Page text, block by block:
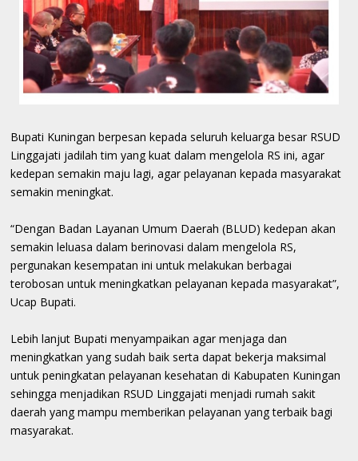
Bupati Kuningan berpesan kepada seluruh keluarga besar RSUD
Linggajati jadilah tim yang kuat dalam mengelola RS ini, agar
kedepan semakin maju lagi, agar pelayanan kepada masyarakat
semakin meningkat.
“Dengan Badan Layanan Umum Daerah (BLUD) kedepan akan
semakin leluasa dalam berinovasi dalam mengelola RS,
pergunakan kesempatan ini untuk melakukan berbagai
terobosan untuk meningkatkan pelayanan kepada masyarakat”,
Ucap Bupati.
Lebih lanjut Bupati menyampaikan agar menjaga dan
meningkatkan yang sudah baik serta dapat bekerja maksimal
untuk peningkatan pelayanan kesehatan di Kabupaten Kuningan
sehingga menjadikan RSUD Linggajati menjadi rumah sakit
daerah yang mampu memberikan pelayanan yang terbaik bagi
masyarakat.